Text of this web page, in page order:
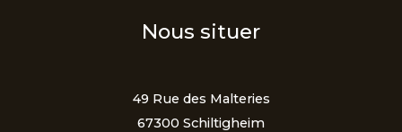
Nous situer
49 Rue des Malteries
67300 Schiltigheim